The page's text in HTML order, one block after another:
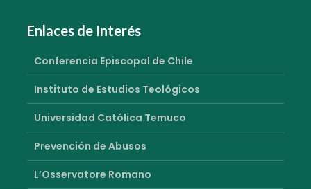
Enlaces de Interés
Conferencia Episcopal de Chile
Instituto de Estudios Teológicos
Universidad Católica Temuco
Prevención de Abusos
L’Osservatore Romano